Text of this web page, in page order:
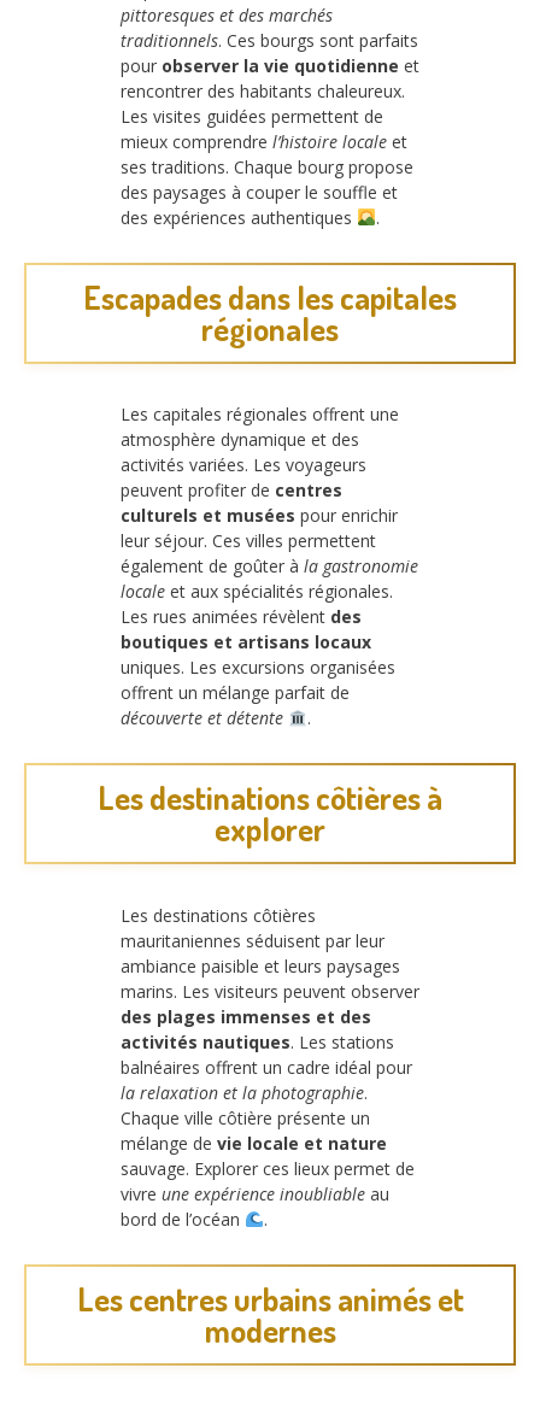
pittoresques et des marchés
traditionnels. Ces bourgs sont parfaits
pour observer la vie quotidienne et
rencontrer des habitants chaleureux.
Les visites guidées permettent de
mieux comprendre l’histoire locale et
ses traditions. Chaque bourg propose
des paysages à couper le souffle et
des expériences authentiques
.
Escapades dans les capitales
régionales
Les capitales régionales offrent une
atmosphère dynamique et des
activités variées. Les voyageurs
peuvent profiter de centres
culturels et musées pour enrichir
leur séjour. Ces villes permettent
également de goûter à la gastronomie
locale et aux spécialités régionales.
Les rues animées révèlent des
boutiques et artisans locaux
uniques. Les excursions organisées
offrent un mélange parfait de
découverte et détente
.
Les destinations côtières à
explorer
Les destinations côtières
mauritaniennes séduisent par leur
ambiance paisible et leurs paysages
marins. Les visiteurs peuvent observer
des plages immenses et des
activités nautiques. Les stations
balnéaires offrent un cadre idéal pour
la relaxation et la photographie.
Chaque ville côtière présente un
mélange de vie locale et nature
sauvage. Explorer ces lieux permet de
vivre une expérience inoubliable au
bord de l’océan
.
Les centres urbains animés et
modernes